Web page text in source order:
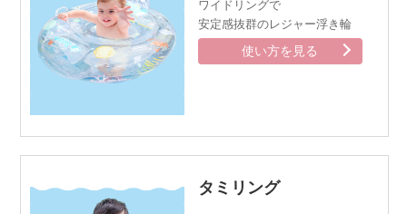
ワイドリングで
安定感抜群のレジャー浮き輪
使い方を見る
タミリング